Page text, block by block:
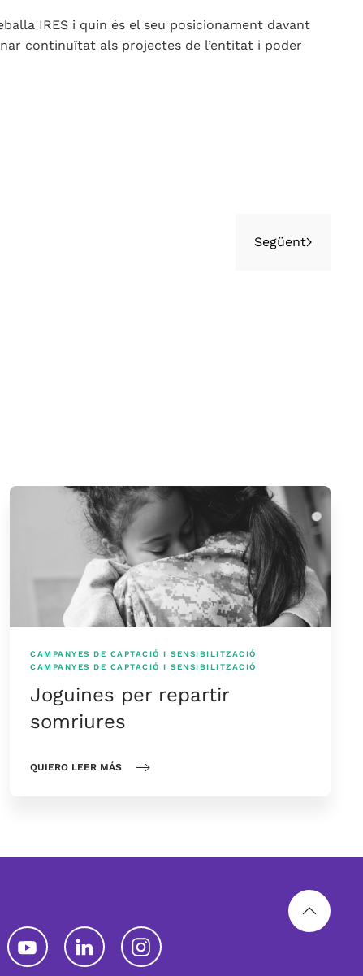
IRES i quin és el seu posicionament davant
continuïtat als projectes de l’entitat i poder
Següent
CAMPANYES DE CAPTACIÓ I SENSIBILITZACIÓ
CAMPANYES DE CAPTACIÓ I SENSIBILITZACIÓ
Joguines per repartir
somriures
QUIERO LEER MÁS